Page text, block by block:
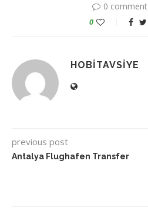
0 comment
0
HOBITAVSIYE
previous post
Antalya Flughafen Transfer